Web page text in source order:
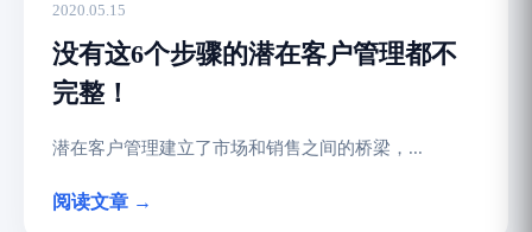
2020.05.15
没有这6个步骤的潜在客户管理都不
完整！
潜在客户管理建立了市场和销售之间的桥梁，...
阅读文章 →